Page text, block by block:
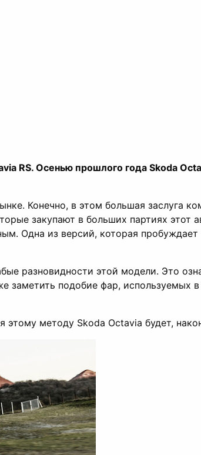
RS. Осенью прошлого года Skoda
Конечно, в этом большая заслуга
закупают в больших партиях этот
Одна из версий, которая пробуждает
разновидности этой модели. Это
подобие фар, используемых
методу Skoda Octavia будет,